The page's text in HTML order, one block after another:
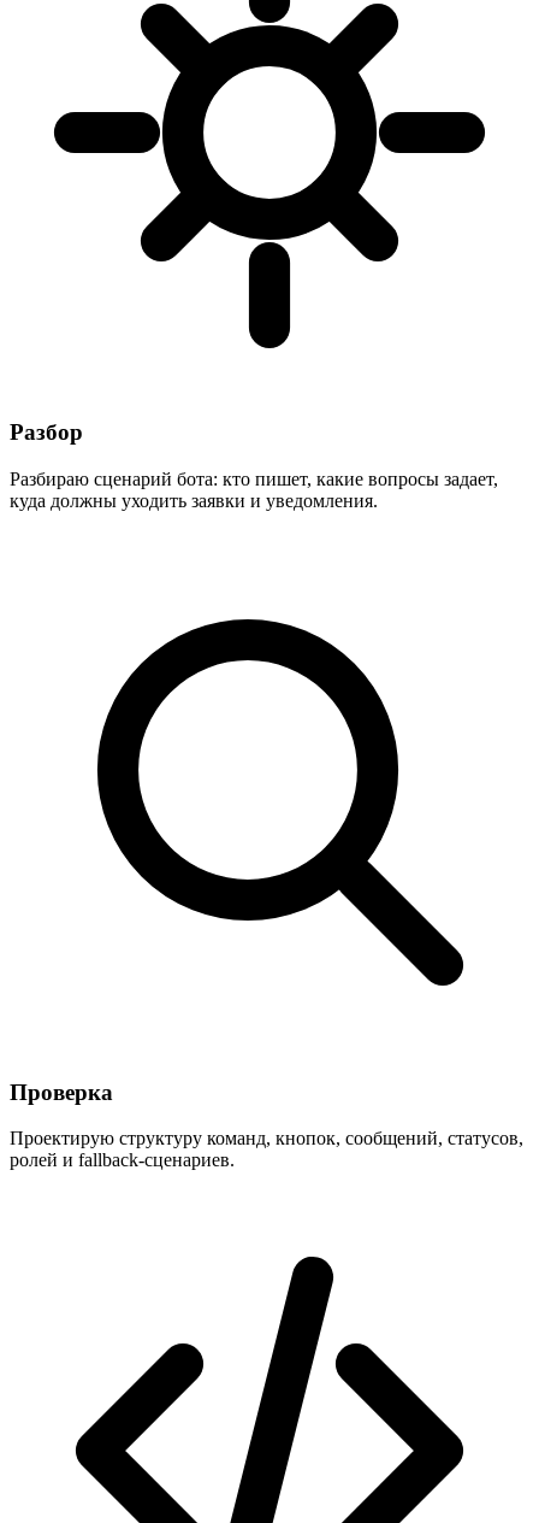
Разбор
Разбираю сценарий бота: кто пишет, какие вопросы задает,
куда должны уходить заявки и уведомления.
Проверка
Проектирую структуру команд, кнопок, сообщений, статусов,
ролей и fallback-сценариев.